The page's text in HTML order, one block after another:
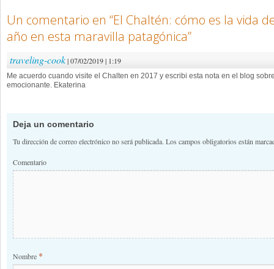
Un comentario en “El Chaltén: cómo es la vida
año en esta maravilla patagónica”
traveling-cook| 07/02/2019 | 1:19
Me acuerdo cuando visite el Chalten en 2017 y escribi esta nota en el blog
emocionante. Ekaterina
Deja un comentario
Tu dirección de correo electrónico no será publicada. Los campos obligatorios están
Comentario
Nombre *